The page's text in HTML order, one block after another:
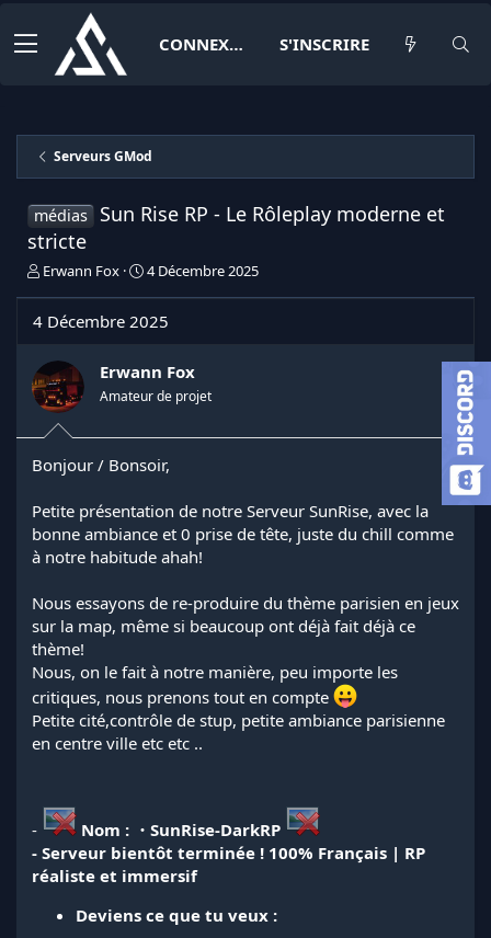
CONNEXION S'INSCRIRE
Serveurs GMod
médias
Sun Rise RP - Le Rôleplay moderne et
stricte
I
t
a
t
e
u
d
l
d
c
u
s
s
i
o
n
Erwann Fox
D
e
e
é
t
4 Décembre 2025
4 Décembre 2025
Erwann Fox
Amateur de projet
Bonjour / Bonsoir,
Petite présentation de notre Serveur SunRise, avec la
bonne ambiance et 0 prise de tête, juste du chill comme
à notre habitude ahah!
Nous essayons de re-produire du thème parisien en jeux
sur la map, même si beaucoup ont déjà fait déjà ce
thème!
Nous, on le fait à notre manière, peu importe les
critiques, nous prenons tout en compte
Petite cité,contrôle de stup, petite ambiance parisienne
en centre ville etc etc ..
-
Nom : ・SunRise-DarkRP
- Serveur bientôt terminée ! 100% Français | RP
réaliste et immersif
Deviens ce que tu veux :